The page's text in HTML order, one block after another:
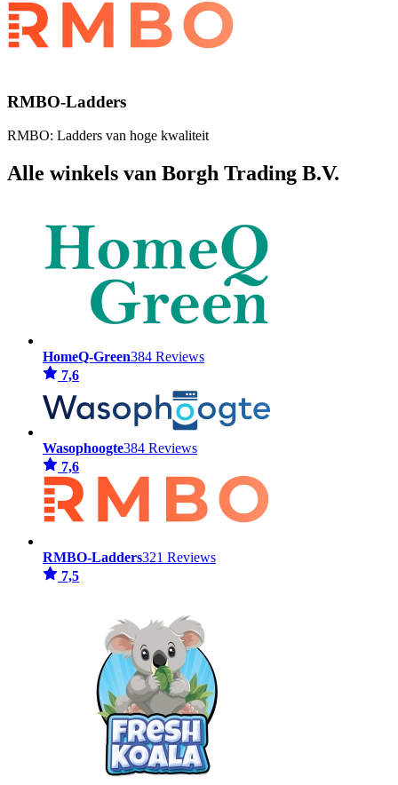
RMBO-Ladders
RMBO: Ladders van hoge kwaliteit
Alle winkels van Borgh Trading B.V.
HomeQ-Green384 Reviews
7,6
Wasophoogte384 Reviews
7,6
RMBO-Ladders321 Reviews
7,5